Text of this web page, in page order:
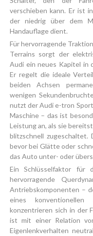
verschieben kann. Er ist
der niedrig über dem
Handauflage dient.
Für hervorragende
Terrains sorgt der
Audi ein neues Kapitel in
Er regelt die ideale
beiden Achsen
wenigen
nutzt der Audi e-tron
Maschine – das ist
Leistung an, als sie
blitzschnell zugeschaltet.
bevor bei Glätte oder
das Auto unter- oder
Ein Schlüsselfaktor für
hervorragende
Antriebskomponenten –
eines
konzentrieren sich in der
ist mit einer Relation
Eigenlenk­verhalten